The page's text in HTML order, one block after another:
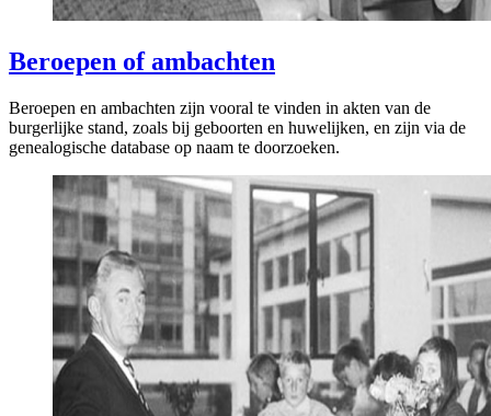
Beroepen of ambachten
Beroepen en ambachten zijn vooral te vinden in akten van de
burgerlijke stand, zoals bij geboorten en huwelijken, en zijn via de
genealogische database op naam te doorzoeken.